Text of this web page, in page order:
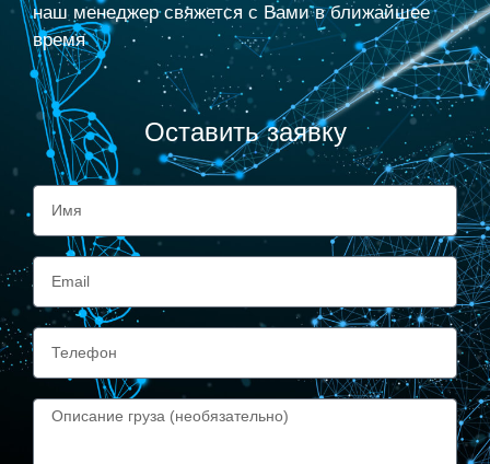
наш менеджер свяжется с Вами в ближайшее
время
Оставить заявку